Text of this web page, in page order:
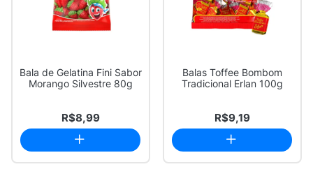
Bala de Gelatina Fini Sabor
Morango Silvestre 80g
R$8,99
Balas Toffee Bombom
Tradicional Erlan 100g
R$9,19